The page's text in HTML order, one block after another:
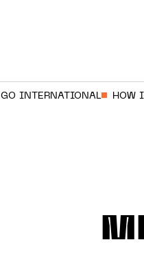
GO INTERNATIONAL HOW